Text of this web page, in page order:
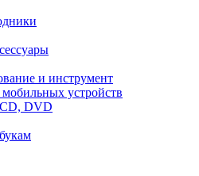
и инструмент
устройств
DVD